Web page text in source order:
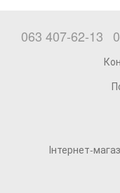
063 407-62-13
Інтернет-